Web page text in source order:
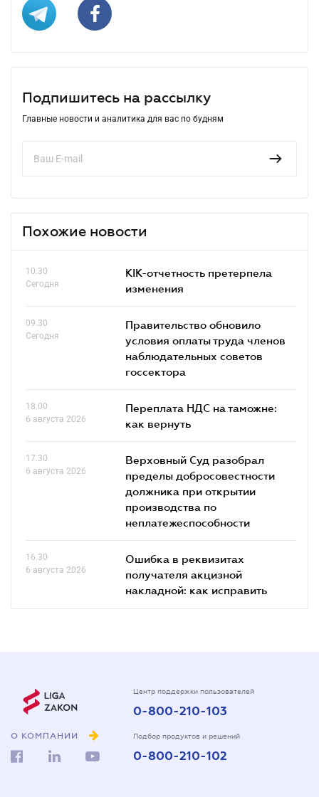
Подпишитесь на рассылку
Главные новости и аналитика для вас по будням
Похожие новости
10.30
Сегодня
КІК-отчетность претерпела
изменения
09.30
Сегодня
Правительство обновило
условия оплаты труда членов
наблюдательных советов
госсектора
18.00
6 августа 2026
Переплата НДС на таможне:
как вернуть
17.30
6 августа 2026
Верховный Суд разобрал
пределы добросовестности
должника при открытии
производства по
неплатежеспособности
16.30
6 августа 2026
Ошибка в реквизитах
получателя акцизной
накладной: как исправить
О КОМПАНИИ
Центр поддержки пользователей
0-800-210-103
Подбор продуктов и решений
0-800-210-102